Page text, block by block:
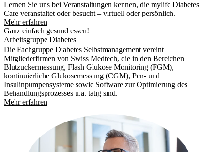
Lernen Sie uns bei Veranstaltungen kennen, die mylife Diabetes
Care veranstaltet oder besucht – virtuell oder persönlich.
Mehr erfahren
Ganz einfach gesund essen!
Arbeitsgruppe Diabetes
Die Fachgruppe Diabetes Selbstmanagement vereint
Mitgliederfirmen von Swiss Medtech, die in den Bereichen
Blutzuckermessung, Flash Glukose Monitoring (FGM),
kontinuierliche Glukosemessung (CGM), Pen- und
Insulinpumpensysteme sowie Software zur Optimierung des
Behandlungsprozesses u.a. tätig sind.
Mehr erfahren